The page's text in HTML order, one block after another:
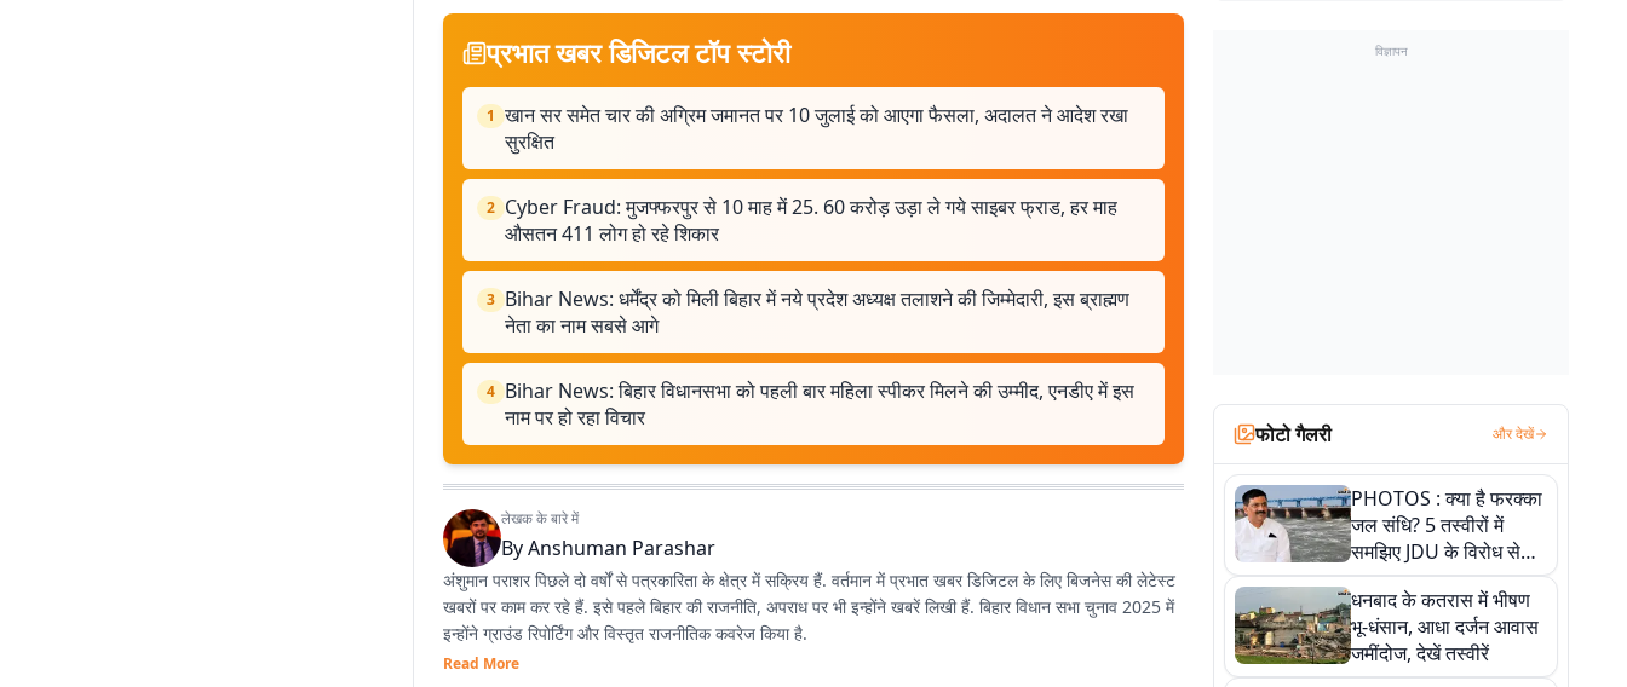
प्रभात खबर डिजिटल टॉप स्टोरी
1 खान सर समेत चार की अग्रिम जमानत पर 10 जुलाई को आएगा फैसला, अदालत ने आदेश रखा
सुरक्षित
2 Cyber ​​Fraud: मुजफ्फरपुर से 10 माह में 25. 60 करोड़ उड़ा ले गये साइबर फ्राड, हर माह
औसतन 411 लोग हो रहे शिकार
3 Bihar News: धर्मेंद्र को मिली बिहार में नये प्रदेश अध्यक्ष तलाशने की जिम्मेदारी, इस ब्राह्मण
नेता का नाम सबसे आगे
4 Bihar News: बिहार विधानसभा को पहली बार महिला स्पीकर मिलने की उम्मीद, एनडीए में इस
नाम पर हो रहा विचार
लेखक के बारे में
ByAnshuman Parashar
अंशुमान पराशर पिछले दो वर्षों से पत्रकारिता के क्षेत्र में सक्रिय हैं. वर्तमान में प्रभात खबर डिजिटल के लिए बिजनेस की लेटेस्ट
खबरों पर काम कर रहे हैं. इसे पहले बिहार की राजनीति, अपराध पर भी इन्होंने खबरें लिखी हैं. बिहार विधान सभा चुनाव 2025 में
इन्होंने ग्राउंड रिपोर्टिंग और विस्तृत राजनीतिक कवरेज किया है.
Read More
विज्ञापन
फोटो गैलरी और देखें
PHOTOS : क्या है फरक्का
जल संधि? 5 तस्वीरों में
समझिए JDU के विरोध से
लेकर बिहार पर असर तक
पूरी कहानी
धनबाद के कतरास में भीषण
भू-धंसान, आधा दर्जन आवास
जमींदोज, देखें तस्वीरें